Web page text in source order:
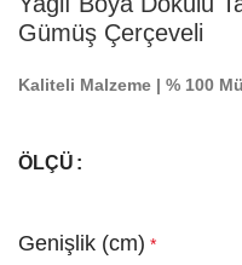
Gümüş Çerçeveli
Kaliteli Malzeme | % 100
ÖLÇÜ
Genişlik (cm) *